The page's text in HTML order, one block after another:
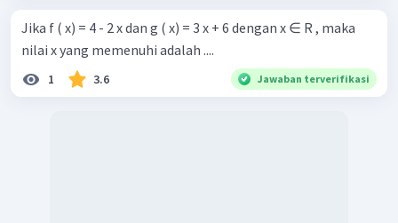
Jika f ( x) = 4 - 2 x dan g ( x) = 3 x + 6 dengan x ∈ R , maka
nilai x yang memenuhi adalah ....
1 3.6 Jawaban terverifikasi